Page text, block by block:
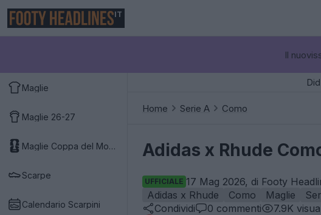
IT
Il
Maglie
Maglie 26-27
Maglie Coppa del Mondo 2026
Scarpe
Calendario Scarpini
Home Serie A Como
Adidas x Rhude
UFFICIALE 17 Mag 2026, di Footy
Adidas x Rhude
Como Maglie
Condividi
0 commenti 7.9K